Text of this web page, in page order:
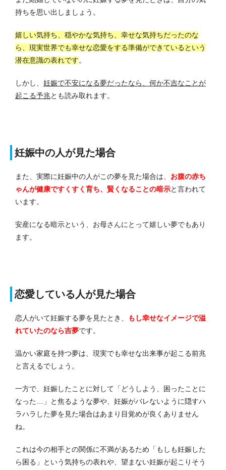
持ちを思い出しましょう。
嬉しい気持ち、穏やかな気持ち、幸せな気持ちだったのな
ら、現実世界でも幸せな恋愛をする準備ができているという
潜在意識の表れです。
しかし、 妊娠で不安になる夢だったなら、何か不吉なことが
起こる予兆とも読み取れます。
妊娠中の人が見た場合
また、実際に妊娠中の人がこの夢を見た場合は、 お腹の赤ち
ゃんが健康ですくすく育ち、賢くなることの暗示と言われて
います。
安産になる暗示という、お母さんにとって嬉しい夢でもあり
ます。
恋愛している人が見た場合
恋人がいて妊娠する夢を見たとき、 もし幸せなイメージで溢
れていたのなら吉夢です。
温かい家庭を持つ夢は、現実でも幸せな出来事が起こる前兆
と言えるでしょう。
一方で、妊娠したことに対して「どうしよう、困ったことに
なった…」と焦るような夢や、妊娠がバレないように隠すハ
ラハラした夢を見た場合はあまり目覚めが良くありません
ね。
これは今の相手との関係に不満があるため「もしも妊娠した
ら困る」という気持ちの表れや、望まない妊娠が起こりそう